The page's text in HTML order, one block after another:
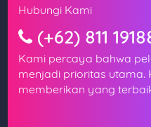
Hubungi Kami
(+62) 811
Kami percaya bahwa
menjadi prioritas utama.
memberikan yang